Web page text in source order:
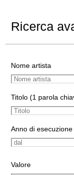
Ricerca
Nome artista
Titolo (1 parola
Anno di esecuzione
Valore